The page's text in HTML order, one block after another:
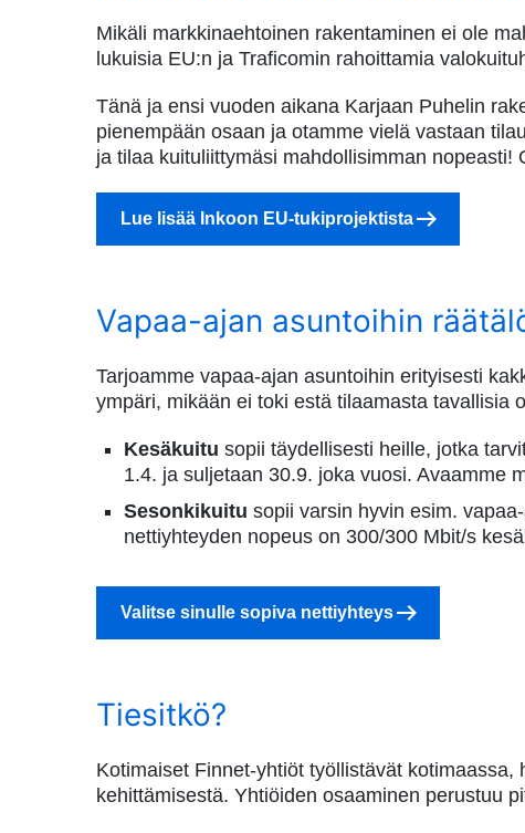
Mikäli markkinaehtoinen rakentaminen ei ole
lukuisia EU:n ja Traficomin rahoittamia
Tänä ja ensi vuoden aikana Karjaan Puhelin
pienempään osaan ja otamme vielä vastaan
ja tilaa kuituliittymäsi mahdollisimman
Lue lisää Inkoon EU-tukiprojektista
Vapaa-ajan asuntoihin
Tarjoamme vapaa-ajan asuntoihin erityisesti
ympäri, mikään ei toki estä tilaamasta tavallisia
Kesäkuitu sopii täydellisesti heille, jotka
1.4. ja suljetaan 30.9. joka vuosi. Avaamme
Sesonkikuitu sopii varsin hyvin esim.
nettiyhteyden nopeus on 300/300 Mbit/s
Valitse sinulle sopiva nettiyhteys
Tiesitkö?
Kotimaiset Finnet-yhtiöt työllistävät
kehittämisestä. Yhtiöiden osaaminen perustuu